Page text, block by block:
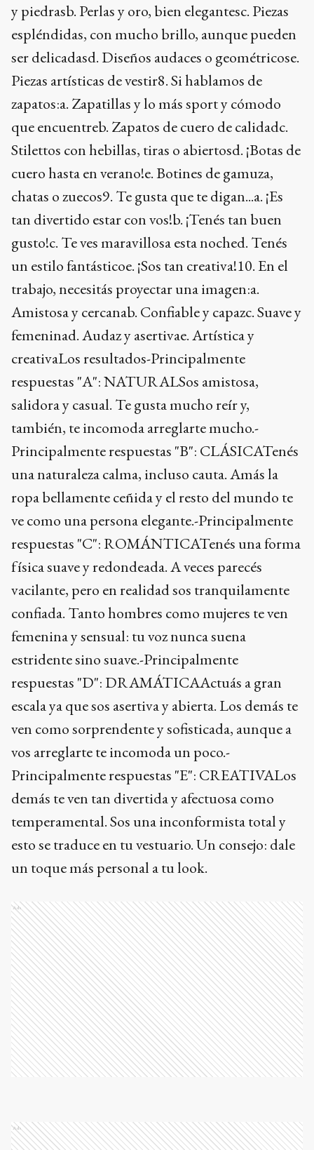
y piedrasb. Perlas y oro, bien elegantesc. Piezas
espléndidas, con mucho brillo, aunque pueden
ser delicadasd. Diseños audaces o geométricose.
Piezas artísticas de vestir8. Si hablamos de
zapatos:a. Zapatillas y lo más sport y cómodo
que encuentreb. Zapatos de cuero de calidadc.
Stilettos con hebillas, tiras o abiertosd. ¡Botas de
cuero hasta en verano!e. Botines de gamuza,
chatas o zuecos9. Te gusta que te digan...a. ¡Es
tan divertido estar con vos!b. ¡Tenés tan buen
gusto!c. Te ves maravillosa esta noched. Tenés
un estilo fantásticoe. ¡Sos tan creativa!10. En el
trabajo, necesitás proyectar una imagen:a.
Amistosa y cercanab. Confiable y capazc. Suave y
femeninad. Audaz y asertivae. Artística y
creativaLos resultados-Principalmente
respuestas "A": NATURALSos amistosa,
salidora y casual. Te gusta mucho reír y,
también, te incomoda arreglarte mucho.-
Principalmente respuestas "B": CLÁSICATenés
una naturaleza calma, incluso cauta. Amás la
ropa bellamente ceñida y el resto del mundo te
ve como una persona elegante.-Principalmente
respuestas "C": ROMÁNTICATenés una forma
física suave y redondeada. A veces parecés
vacilante, pero en realidad sos tranquilamente
confiada. Tanto hombres como mujeres te ven
femenina y sensual: tu voz nunca suena
estridente sino suave.-Principalmente
respuestas "D": DRAMÁTICAActuás a gran
escala ya que sos asertiva y abierta. Los demás te
ven como sorprendente y sofisticada, aunque a
vos arreglarte te incomoda un poco.-
Principalmente respuestas "E": CREATIVALos
demás te ven tan divertida y afectuosa como
temperamental. Sos una inconformista total y
esto se traduce en tu vestuario. Un consejo: dale
un toque más personal a tu look.
Ads
Ads